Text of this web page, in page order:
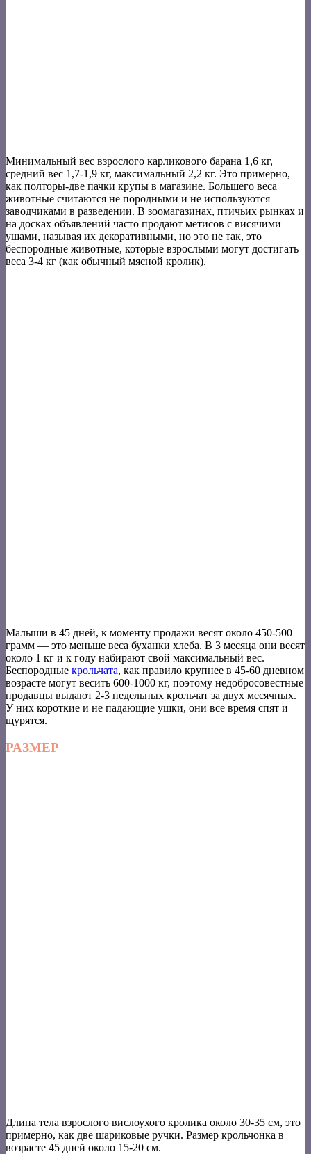
Минимальный вес взрослого карликового барана 1,6 кг,
средний вес 1,7-1,9 кг, максимальный 2,2 кг. Это примерно,
как полторы-две пачки крупы в магазине. Большего веса
животные считаются не породными и не используются
заводчиками в разведении. В зоомагазинах, птичьих рынках и
на досках объявлений часто продают метисов с висячими
ушами, называя их декоративными, но это не так, это
беспородные животные, которые взрослыми могут достигать
веса 3-4 кг (как обычный мясной кролик).
Малыши в 45 дней, к моменту продажи весят около 450-500
грамм — это меньше веса буханки хлеба. В 3 месяца они весят
около 1 кг и к году набирают свой максимальный вес.
Беспородные крольчата, как правило крупнее в 45-60 дневном
возрасте могут весить 600-1000 кг, поэтому недобросовестные
продавцы выдают 2-3 недельных крольчат за двух месячных.
У них короткие и не падающие ушки, они все время спят и
щурятся.
РАЗМЕР
Длина тела взрослого вислоухого кролика около 30-35 см, это
примерно, как две шариковые ручки. Размер крольчонка в
возрасте 45 дней около 15-20 см.